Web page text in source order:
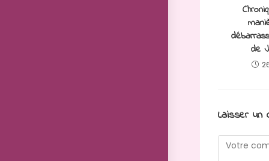
de
Laisser un
Comment